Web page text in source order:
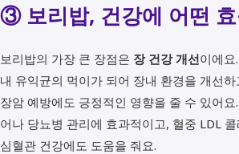
③ 보리밥, 건강에 어떤
보리밥의 가장 큰 장점은 장 건강 개선이에
내 유익균의 먹이가 되어 장내 환경을 개선
장암 예방에도 긍정적인 영향을 줄 수 있어
어나 당뇨병 관리에 효과적이고, 혈중 LDL
심혈관 건강에도 도움을 줘요.